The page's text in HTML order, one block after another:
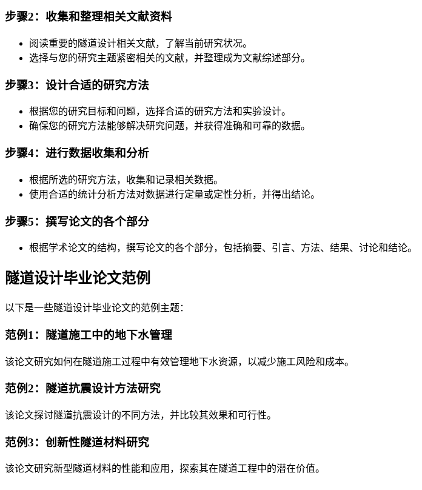
步骤2：收集和整理相关文献资料
阅读重要的隧道设计相关文献，了解当前研究状况。
选择与您的研究主题紧密相关的文献，并整理成为文献综述部分。
步骤3：设计合适的研究方法
根据您的研究目标和问题，选择合适的研究方法和实验设计。
确保您的研究方法能够解决研究问题，并获得准确和可靠的数据。
步骤4：进行数据收集和分析
根据所选的研究方法，收集和记录相关数据。
使用合适的统计分析方法对数据进行定量或定性分析，并得出结论。
步骤5：撰写论文的各个部分
根据学术论文的结构，撰写论文的各个部分，包括摘要、引言、方法、结果、讨论和结论。
隧道设计毕业论文范例
以下是一些隧道设计毕业论文的范例主题：
范例1：隧道施工中的地下水管理
该论文研究如何在隧道施工过程中有效管理地下水资源，以减少施工风险和成本。
范例2：隧道抗震设计方法研究
该论文探讨隧道抗震设计的不同方法，并比较其效果和可行性。
范例3：创新性隧道材料研究
该论文研究新型隧道材料的性能和应用，探索其在隧道工程中的潜在价值。